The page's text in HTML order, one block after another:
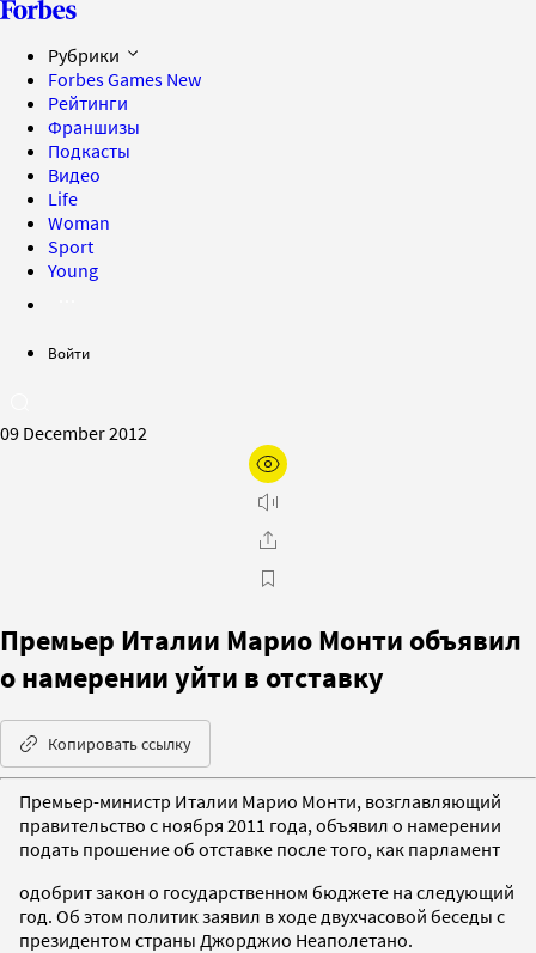
Рубрики
Forbes Games New
Рейтинги
Франшизы
Подкасты
Видео
Life
Woman
Sport
Young
Войти
09 December 2012
Премьер Италии Марио Монти объявил
о намерении уйти в отставку
Копировать ссылку
Премьер-министр Италии Марио Монти, возглавляющий
правительство с ноября 2011 года, объявил о намерении
подать прошение об отставке после того, как парламент
одобрит закон о государственном бюджете на следующий
год. Об этом политик заявил в ходе двухчасовой беседы с
президентом страны Джорджио Неаполетано.